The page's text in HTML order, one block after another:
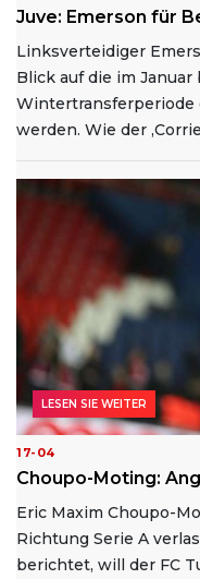
Juve: Emerson für
Linksverteidiger
Blick auf die im
Wintertransferperiode
werden. Wie der
17-04
Choupo-Moting:
Eric Maxim Choupo-
Richtung Serie A
berichtet, will der FC
LESEN SIE WEITER